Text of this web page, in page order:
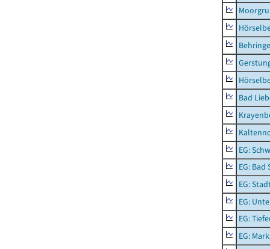
Bad
EG:
EG:
EG:
EG:
EG:
EG: